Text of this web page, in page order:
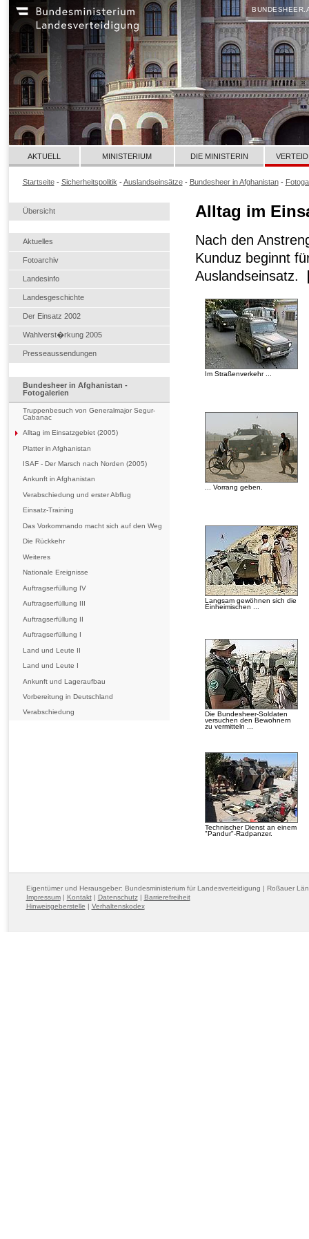
Übersicht
Aktuelles
Fotoarchiv
Landesinfo
Landesgeschichte
Der Einsatz 2002
Wahlverst�rkung 2005
Presseaussendungen
Bundesheer in Afghanistan -
Fotogalerien
Truppenbesuch von Generalmajor Segur-
Cabanac
Alltag im Einsatzgebiet (2005)
Platter in Afghanistan
ISAF - Der Marsch nach Norden (2005)
Ankunft in Afghanistan
Verabschiedung und erster Abflug
Einsatz-Training
Das Vorkommando macht sich auf den Weg
Die Rückkehr
Weiteres
Nationale Ereignisse
Auftragserfüllung IV
Auftragserfüllung III
Auftragserfüllung II
Auftragserfüllung I
Land und Leute II
Land und Leute I
Ankunft und Lageraufbau
Vorbereitung in Deutschland
Verabschiedung
AKTUELL MINISTERIUM DIE MINISTERIN
Startseite- Sicherheitspolitik -Auslandseinsätze- Bundesheer in Afghanistan-
Alltag im
Nach den
Kunduz beginnt
Auslandseinsatz.
Im Straßenverkehr ...
... Vorrang geben.
Langsam gewöhnen sich die
Einheimischen ...
Die Bundesheer-Soldaten
versuchen den Bewohnern
zu vermitteln ...
Technischer Dienst an einem
"Pandur"-Radpanzer.
Eigentümer und Herausgeber: Bundesministerium für Landesverteidigung | Roßauer
Impressum| Kontakt| Datenschutz| Barrierefreiheit
Hinweisgeberstelle | Verhaltenskodex